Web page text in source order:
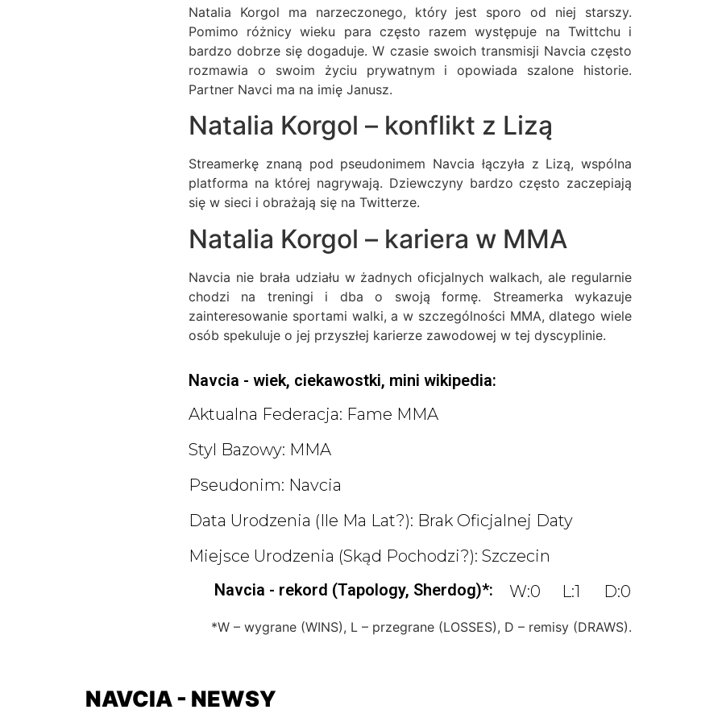
Natalia Korgol ma narzeczonego, który jest sporo od niej starszy.
Pomimo różnicy wieku para często razem występuje na Twittchu i
bardzo dobrze się dogaduje. W czasie swoich transmisji Navcia często
rozmawia o swoim życiu prywatnym i opowiada szalone historie.
Partner Navci ma na imię Janusz.
Natalia Korgol – konflikt z Lizą
Streamerkę znaną pod pseudonimem Navcia łączyła z Lizą, wspólna
platforma na której nagrywają. Dziewczyny bardzo często zaczepiają
się w sieci i obrażają się na Twitterze.
Natalia Korgol – kariera w MMA
Navcia nie brała udziału w żadnych oficjalnych walkach, ale regularnie
chodzi na treningi i dba o swoją formę. Streamerka wykazuje
zainteresowanie sportami walki, a w szczególności MMA, dlatego wiele
osób spekuluje o jej przyszłej karierze zawodowej w tej dyscyplinie.
Navcia - wiek, ciekawostki, mini wikipedia:
Aktualna Federacja: Fame MMA
Styl Bazowy: MMA
Pseudonim: Navcia
Data Urodzenia (ile Ma Lat?): Brak Oficjalnej Daty
Miejsce Urodzenia (skąd Pochodzi?): Szczecin
Navcia - rekord (Tapology, Sherdog)*:
W:0 L:1 D:0
*W – wygrane (WINS), L – przegrane (LOSSES), D – remisy (DRAWS).
NAVCIA - NEWSY